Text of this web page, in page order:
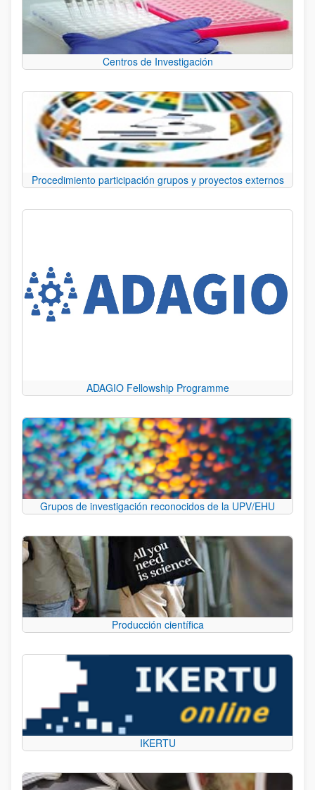
Centros de Investigación
Procedimiento participación grupos y proyectos externos
ADAGIO Fellowship Programme
Grupos de investigación reconocidos de la UPV/EHU
Producción científica
IKERTU